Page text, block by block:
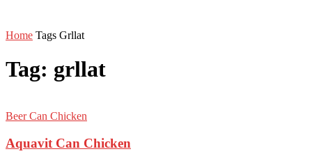
Home Tags Grllat
Tag: grllat
Beer Can Chicken
Aquavit Can Chicken